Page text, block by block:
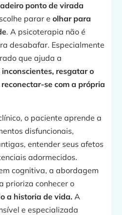
ponto de virada
parar eolhar para
. A psicoterapia não é
desabafar. Especialmente
que ajuda a
inconscientes, resgatar o
se com a própria
o paciente aprende a
disfuncionais,
entender seus afetos
adormecidos.
cognitiva, a abordagem
prioriza conhecer o
a historia de vida. A
e especializada